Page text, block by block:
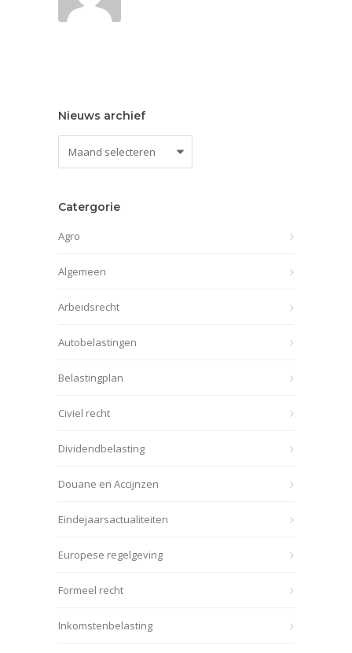
Nieuws archief
Catergorie
Agro
Algemeen
Arbeidsrecht
Autobelastingen
Belastingplan
Civiel recht
Dividendbelasting
Douane en Accijnzen
Eindejaarsactualiteiten
Europese regelgeving
Formeel recht
Inkomstenbelasting